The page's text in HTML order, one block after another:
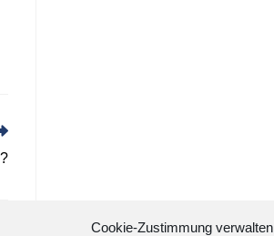
Cookie-Zustimmung verwalten